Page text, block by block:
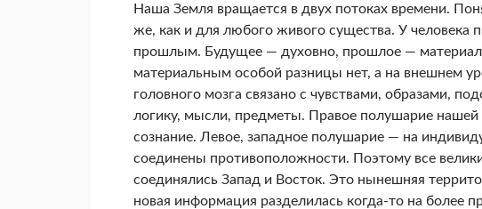
Наша Земля вращается в двух потоках време­ни.
же, как и для любого живого существа. У человека
прошлым. Будущее — духовно, прошлое —
материальным особой разницы нет, а на внешнем
головного мозга связано с чувствами, об­разами,
логику, мысли, предметы. Правое полу­шарие
сознание. Левое, западное полуша­рие — на
соединены противоположно­сти. Поэтому все
соединялись Запад и Восток. Это нынешняя
новая информация раз­делилась когда-то на более